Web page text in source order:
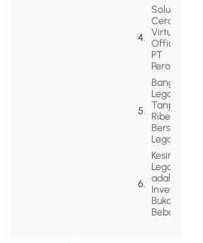
Solusi
Cerdas:
Virtual
Office dan
PT
Perorangan
Bangun
Legalitas
Tanpa
Ribet
Bersama
Legazy
Kesimpulan:
Legalitas
adalah
Investasi,
Bukan
Beban